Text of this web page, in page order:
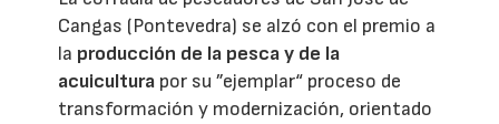
Cangas (Pontevedra) se alzó con el premio a
la producción de la pesca y de la
acuicultura por su ”ejemplar“ proceso de
transformación y modernización, orientado